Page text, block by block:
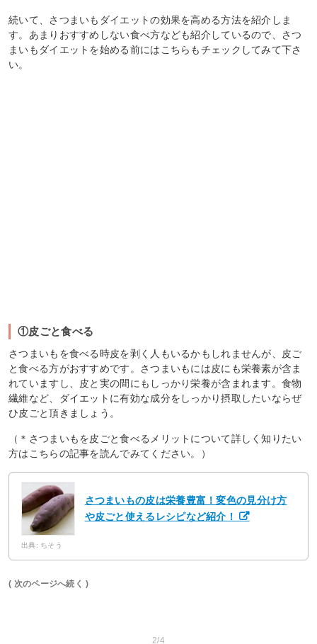
続いて、さつまいもダイエットの効果を高める方法を紹介しま
す。あまりおすすめしない食べ方なども紹介しているので、さつ
まいもダイエットを始める前にはこちらもチェックしてみて下さ
い。
①皮ごと食べる
さつまいもを食べる時皮を剥く人もいるかもしれませんが、皮ご
と食べる方がおすすめです。さつまいもには皮にも栄養素が含ま
れていますし、皮と実の間にもしっかり栄養が含まれます。食物
繊維など、ダイエットに有効な成分をしっかり摂取したいならぜ
ひ皮ごと頂きましょう。
（＊さつまいもを皮ごと食べるメリットについて詳しく知りたい
方はこちらの記事を読んでみてください。）
さつまいもの皮は栄養豊富！変色の見分け方
や皮ごと使えるレシピなど紹介！
出典: ちそう
( 次のページへ続く )
2/4